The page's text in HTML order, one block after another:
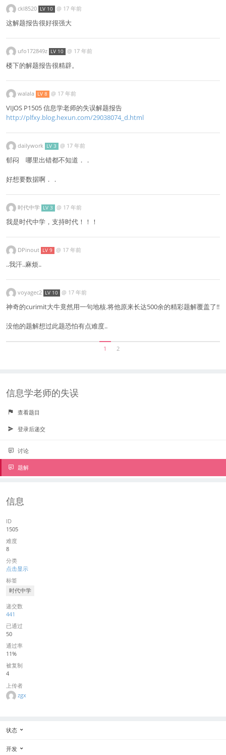
ckl8520 LV 10 @ 17 年前
这解题报告很好很强大
ufo172849z LV 10 @ 17 年前
楼下的解题报告很精辟。
walala LV 8 @ 17 年前
VIJOS P1505 信息学老师的失误解题报告
http://plfxy.blog.hexun.com/29038074_d.html
dailywork LV 3 @ 17 年前
郁闷 哪里出错都不知道．．
好想要数据啊．．
时代中学 LV 3 @ 17 年前
我是时代中学，支持时代！！！
DPinout LV 9 @ 17 年前
..我汗..麻烦..
voyagec2 LV 10 @ 17 年前
神奇的curimit大牛竟然用一句地核.将他原来长达500余的精彩题解覆盖了!!
没他的题解想过此题恐怕有点难度..
1 2
信息学老师的失误
查看题目
登录后递交
讨论
题解
信息
ID
1505
难度
8
分类
点击显示
标签
时代中学
递交数
441
已通过
50
通过率
11%
被复制
4
上传者
zgx
状态
开发